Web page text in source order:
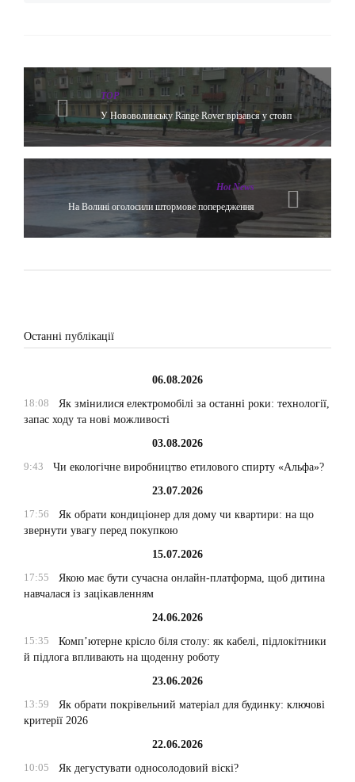
TOP
У Нововолинську Range Rover врізався у стовп
Hot News
На Волині оголосили штормове попередження
Останні публікації
06.08.2026
18:08
Як змінилися електромобілі за останні роки: технології,
запас ходу та нові можливості
03.08.2026
9:43
Чи екологічне виробництво етилового спирту «Альфа»?
23.07.2026
17:56
Як обрати кондиціонер для дому чи квартири: на що
звернути увагу перед покупкою
15.07.2026
17:55
Якою має бути сучасна онлайн-платформа, щоб дитина
навчалася із зацікавленням
24.06.2026
15:35
Комп’ютерне крісло біля столу: як кабелі, підлокітники
й підлога впливають на щоденну роботу
23.06.2026
13:59
Як обрати покрівельний матеріал для будинку: ключові
критерії 2026
22.06.2026
10:05
Як дегустувати односолодовий віскі?